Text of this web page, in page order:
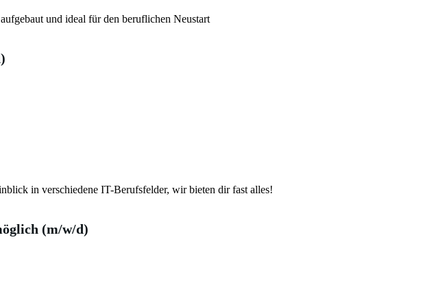
und ideal für den beruflichen Neustart
in verschiedene IT-Berufsfelder, wir bieten dir fast alles!
(m/w/d)